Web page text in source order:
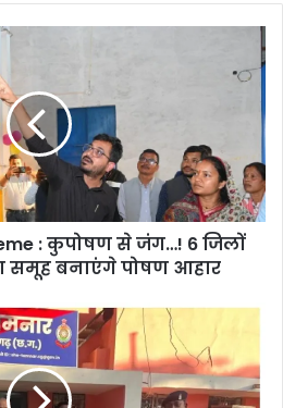
: कुपोषण से जंग…! 6 जिलों
समूह बनाएंगे पोषण आहार